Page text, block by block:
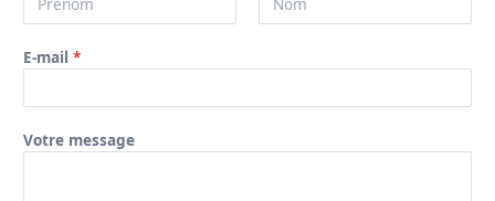
r
m
E-mail *
Votre message